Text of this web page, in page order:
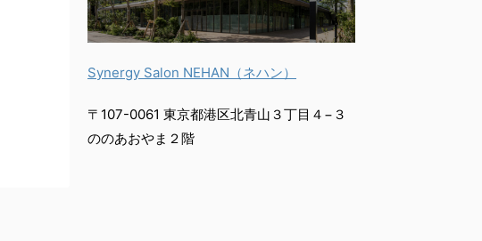
Synergy Salon NEHAN（ネハン）
〒107-0061 東京都港区北青山３丁目４−３
ののあおやま２階